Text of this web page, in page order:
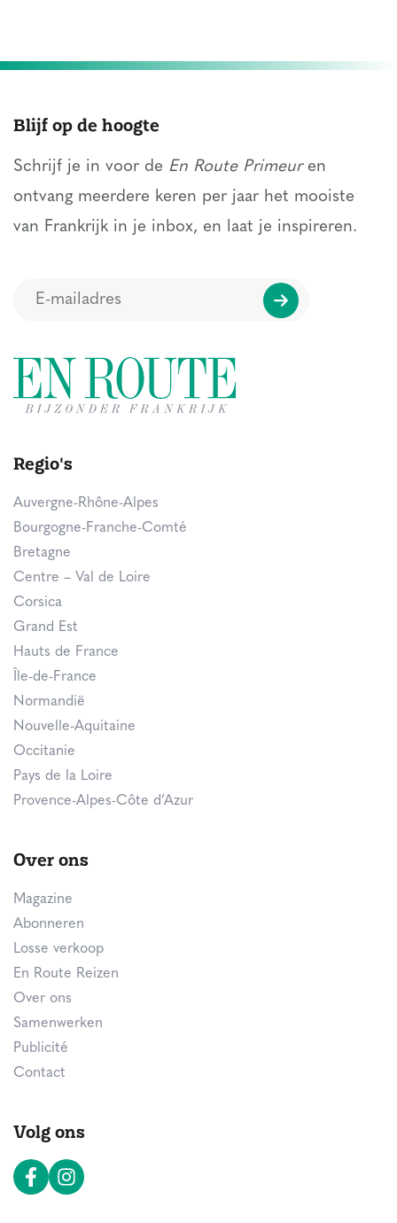
Blijf op de hoogte
Schrijf je in voor de En Route Primeuren
ontvang meerdere keren per jaar het mooiste
van Frankrijk in je inbox, en laat je inspireren.
Regio's
Auvergne-Rhône-Alpes
Bourgogne-Franche-Comté
Bretagne
Centre – Val de Loire
Corsica
Grand Est
Hauts de France
Île-de-France
Normandië
Nouvelle-Aquitaine
Occitanie
Pays de la Loire
Provence-Alpes-Côte d’Azur
Over ons
Magazine
Abonneren
Losse verkoop
En Route Reizen
Over ons
Samenwerken
Publicité
Contact
Volg ons